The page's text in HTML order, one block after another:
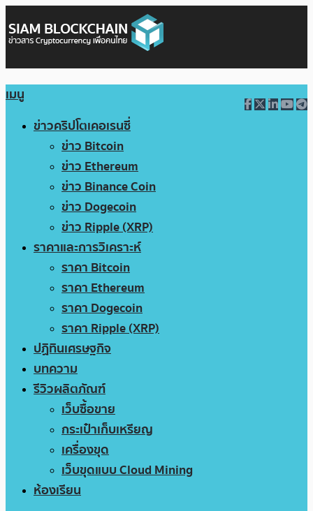
เมนู
ข่าวคริปโตเคอเรนซี่
ข่าว Bitcoin
ข่าว Ethereum
ข่าว Binance Coin
ข่าว Dogecoin
ข่าว Ripple (XRP)
ราคาและการวิเคราะห์
ราคา Bitcoin
ราคา Ethereum
ราคา Dogecoin
ราคา Ripple (XRP)
ปฏิทินเศรษฐกิจ
บทความ
รีวิวผลิตภัณฑ์
เว็บซื้อขาย
กระเป๋าเก็บเหรียญ
เครื่องขุด
เว็บขุดแบบ Cloud Mining
ห้องเรียน